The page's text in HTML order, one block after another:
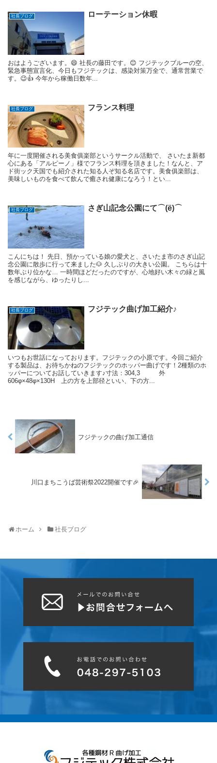
社長ブログ ローテーション休暇
おはようございます。😄 社長の藤田です。😊 フジテックブルーの空、
緊急事態宣言化、今日もフジテックは、感染対策万全で、通常営業で
す。😉👍 今年から稼働日数年...
社長ブログ フランス料理
年に一度開催される美食俱楽部というサークル活動で、 さいたま新都
心にある「アルピーノ」様でフランス料理を頂きました！なんと、ア
ド街ック天国でも紹介された知る人ぞ知る名店です。美食俱楽部は、
美味しいものを食べて飲んで癒され健康になろう！とい...
社長ブログ さぎ山記念公園にて⌒(ё)⌒
こんにちは！ 先日、預かっている娘の愛犬と、さいたま市のさぎ山記
念公園に散歩に行って来ました🐶 久しぶりの大きい公園。 こちらは十
数年ぶり位かな… 一時間ほどだったのですが、心地好い木々の緑と風
を感じながら、ゆったりし...
社長ブログ フジテック曲げ加工紹介♪
いつもお世話になっております。フジテックの小原です。今回ご紹介
する製品は、お待ちかねのフジテックのホッパー曲げです！2種類のホ
ッパーについてお話していきます♪寸法：304,3 外
606φ×48φ×130H 上の方を上部径といい、下の方...
フジテックの曲げ加工通信
川口まちこうば芸術祭2022開催です🎉
ホーム 社長ブログ